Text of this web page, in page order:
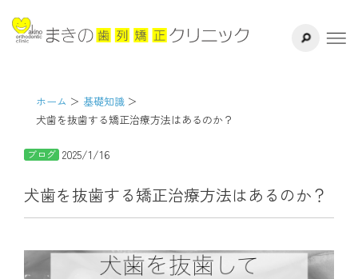
千葉県八千
医院紹介
矯正治療方法
サイト内検索
ホーム
基礎知識
犬歯を抜歯する矯正治療方法はあるのか？
ブログ 2025/1/16
犬歯を抜歯する矯正治療方法はあるのか？